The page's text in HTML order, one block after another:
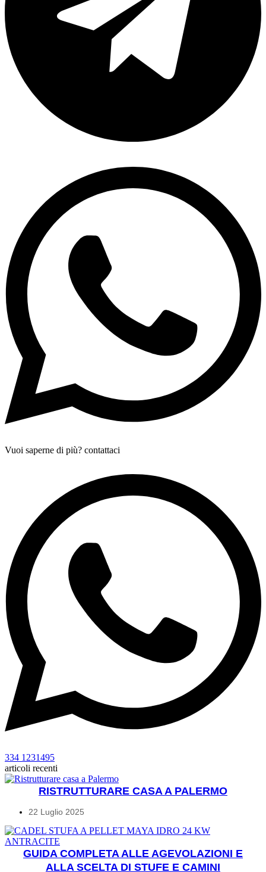
Vuoi saperne di più? contattaci
334 1231495
articoli recenti
RISTRUTTURARE CASA A PALERMO
22 Luglio 2025
GUIDA COMPLETA ALLE AGEVOLAZIONI E
ALLA SCELTA DI STUFE E CAMINI